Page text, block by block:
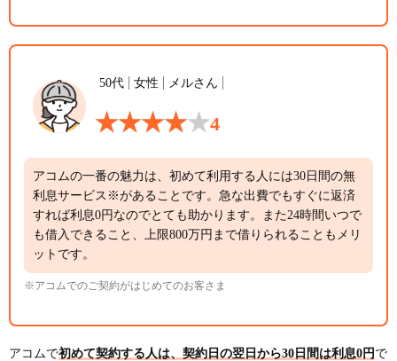
50代 女性 メルさん
4
アコムの一番の魅力は、初めて利用する人には30日間の無
利息サービス※があることです。急な出費でもすぐに返済
すれば利息0円なのでとても助かります。また24時間いつで
も借入できること、上限800万円まで借りられることもメリ
ットです。
※アコムでのご契約がはじめてのお客さま
アコムで初めて契約する人は、契約日の翌日から30日間は利息0円 で